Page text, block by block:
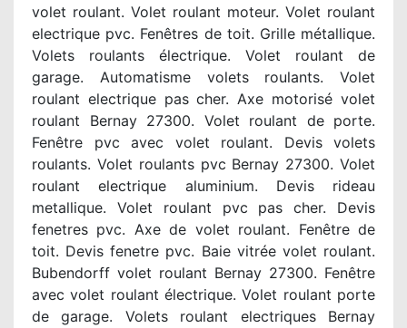
volet roulant. Volet roulant moteur. Volet roulant
electrique pvc. Fenêtres de toit. Grille métallique.
Volets roulants électrique. Volet roulant de
garage. Automatisme volets roulants. Volet
roulant electrique pas cher. Axe motorisé volet
roulant Bernay 27300. Volet roulant de porte.
Fenêtre pvc avec volet roulant. Devis volets
roulants. Volet roulants pvc Bernay 27300. Volet
roulant electrique aluminium. Devis rideau
metallique. Volet roulant pvc pas cher. Devis
fenetres pvc. Axe de volet roulant. Fenêtre de
toit. Devis fenetre pvc. Baie vitrée volet roulant.
Bubendorff volet roulant Bernay 27300. Fenêtre
avec volet roulant électrique. Volet roulant porte
de garage. Volets roulant electriques Bernay